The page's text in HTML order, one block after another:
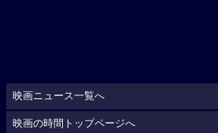
映画ニュース一覧へ
映画の時間トップページへ